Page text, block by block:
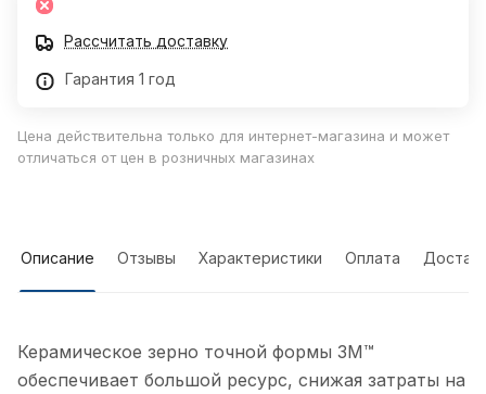
Рассчитать доставку
Гарантия 1 год
Цена действительна только для интернет-магазина и может
отличаться от цен в розничных магазинах
Описание Отзывы Характеристики Оплата
Керамическое зерно точной формы 3M™
обеспечивает большой ресурс, снижая затраты на